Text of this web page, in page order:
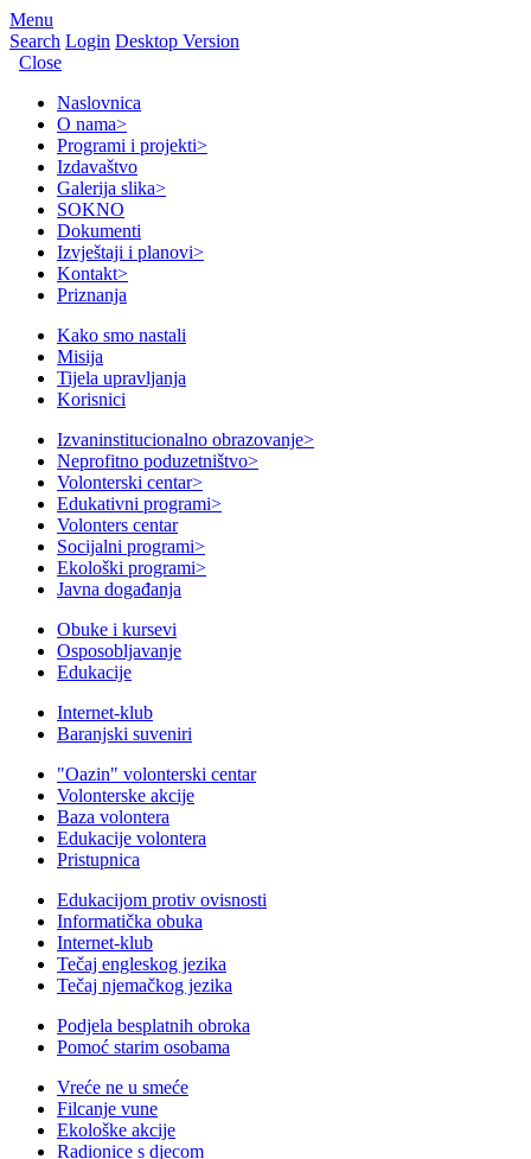
Menu
Search Login Desktop Version
Close
Naslovnica
O nama>
Programi i projekti>
Izdavaštvo
Galerija slika>
SOKNO
Dokumenti
Izvještaji i planovi>
Kontakt>
Priznanja
Kako smo nastali
Misija
Tijela upravljanja
Korisnici
Izvaninstitucionalno obrazovanje>
Neprofitno poduzetništvo>
Volonterski centar>
Edukativni programi>
Volonters centar
Socijalni programi>
Ekološki programi>
Javna događanja
Obuke i kursevi
Osposobljavanje
Edukacije
Internet-klub
Baranjski suveniri
"Oazin" volonterski centar
Volonterske akcije
Baza volontera
Edukacije volontera
Pristupnica
Edukacijom protiv ovisnosti
Informatička obuka
Internet-klub
Tečaj engleskog jezika
Tečaj njemačkog jezika
Podjela besplatnih obroka
Pomoć starim osobama
Vreće ne u smeće
Filcanje vune
Ekološke akcije
Radionice s djecom